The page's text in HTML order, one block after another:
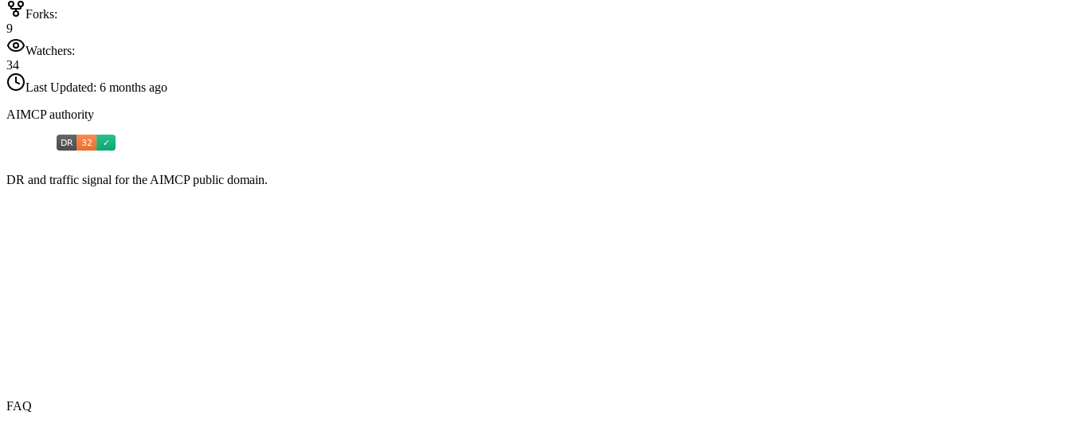
Forks:
9
Watchers:
34
Last Updated: 6 months ago
AIMCP authority
DR and traffic signal for the AIMCP public domain.
FAQ